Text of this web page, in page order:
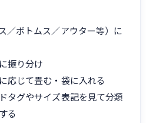
／ボトムス／アウター等）に
振り分け
応じて畳む・袋に入れる
タグやサイズ表記を見て分類
る